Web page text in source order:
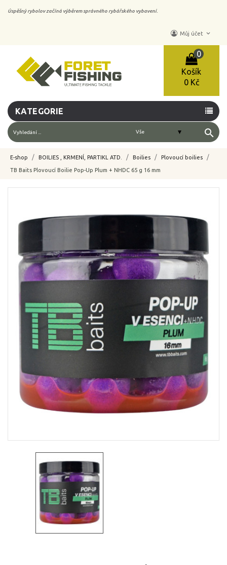
Úspěšný rybolov začíná výběrem správného rybářského vybavení.
Můj účet keyboard_arrow_down
Košík
0
0 Kč
KATEGORIE
search
E-shop BOILIES , KRMENÍ, PARTIKL ATD. Boilies Plovoucí boilies
TB Baits Plovoucí Boilie Pop-Up Plum + NHDC 65 g 16 mm